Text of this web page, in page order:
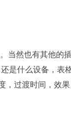
当然也有其他的
是什么设备，表
，过渡时间，效果